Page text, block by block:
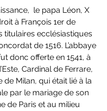
à François 1er de
titulaires ecclésiastiques
de 1516. L’abbaye
donc offerte en 1541, à
Cardinal de Ferrare,
de Milan, qui était lié à la
par le mariage de son
de Paris et au milieu